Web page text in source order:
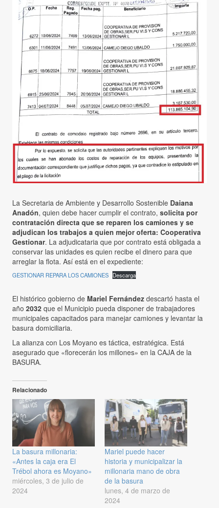
La Secretaria de Ambiente y Desarrollo Sostenible Daiana
Anadón, quien debe hacer cumplir el contrato, solicita por
contratación directa que se reparen los camiones y se
adjudican los trabajos a quien mejor oferta: Cooperativa
Gestionar. La adjudicataria que por contrato está obligada a
conservar las unidades es quien recibe el dinero para que
arreglar la flota. Así está en el expediente:
GESTIONAR REPARA LOS CAMIONES Descarga
El histórico gobierno de Mariel Fernández descartó hasta el
año 2032 que el Municipio pueda disponer de trabajadores
municipales capacitados para manejar camiones y levantar la
basura domiciliaria.
La alianza con Los Moyano es táctica, estratégica. Está
asegurado que «florecerán los millones» en la CAJA de la
BASURA.
Relacionado
La basura millonaria:
«Antes la caja era El
Trébol ahora es Moyano»
miércoles, 3 de julio de
2024
Mariel puede hacer
historia y municipalizar la
millonaria mano de obra
de la basura
lunes, 4 de marzo de
2024